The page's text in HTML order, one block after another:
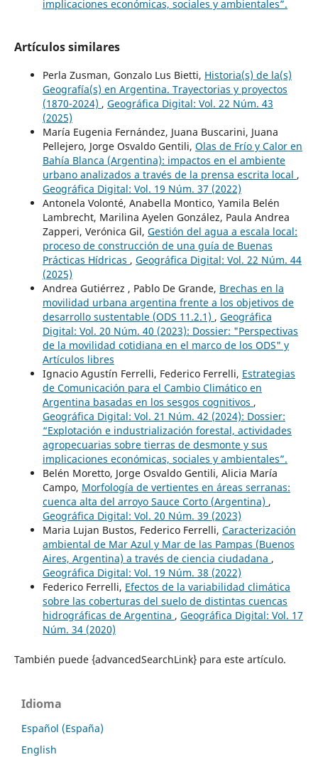
implicaciones económicas, sociales y ambientales”.
Artículos similares
Perla Zusman, Gonzalo Lus Bietti, Historia(s) de la(s)
Geografía(s) en Argentina. Trayectorias y proyectos
(1870-2024) , Geográfica Digital: Vol. 22 Núm. 43
(2025)
María Eugenia Fernández, Juana Buscarini, Juana
Pellejero, Jorge Osvaldo Gentili, Olas de Frío y Calor en
Bahía Blanca (Argentina): impactos en el ambiente
urbano analizados a través de la prensa escrita local ,
Geográfica Digital: Vol. 19 Núm. 37 (2022)
Antonela Volonté, Anabella Montico, Yamila Belén
Lambrecht, Marilina Ayelen González, Paula Andrea
Zapperi, Verónica Gil, Gestión del agua a escala local:
proceso de construcción de una guía de Buenas
Prácticas Hídricas , Geográfica Digital: Vol. 22 Núm. 44
(2025)
Andrea Gutiérrez , Pablo De Grande, Brechas en la
movilidad urbana argentina frente a los objetivos de
desarrollo sustentable (ODS 11.2.1) , Geográfica
Digital: Vol. 20 Núm. 40 (2023): Dossier: "Perspectivas
de la movilidad cotidiana en el marco de los ODS" y
Artículos libres
Ignacio Agustín Ferrelli, Federico Ferrelli, Estrategias
de Comunicación para el Cambio Climático en
Argentina basadas en los sesgos cognitivos ,
Geográfica Digital: Vol. 21 Núm. 42 (2024): Dossier:
“Explotación e industrialización forestal, actividades
agropecuarias sobre tierras de desmonte y sus
implicaciones económicas, sociales y ambientales”.
Belén Moretto, Jorge Osvaldo Gentili, Alicia María
Campo, Morfología de vertientes en áreas serranas:
cuenca alta del arroyo Sauce Corto (Argentina) ,
Geográfica Digital: Vol. 20 Núm. 39 (2023)
Maria Lujan Bustos, Federico Ferrelli, Caracterización
ambiental de Mar Azul y Mar de las Pampas (Buenos
Aires, Argentina) a través de ciencia ciudadana ,
Geográfica Digital: Vol. 19 Núm. 38 (2022)
Federico Ferrelli, Efectos de la variabilidad climática
sobre las coberturas del suelo de distintas cuencas
hidrográficas de Argentina , Geográfica Digital: Vol. 17
Núm. 34 (2020)
También puede {advancedSearchLink} para este artículo.
Idioma
Español (España)
English